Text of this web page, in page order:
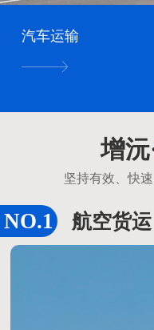
汽车运输
增沅
坚持有效、快
航空货